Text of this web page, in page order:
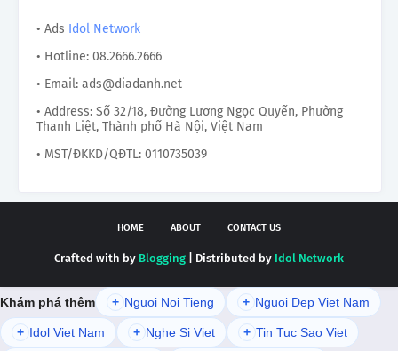
• Ads Idol Network
• Hotline: 08.2666.2666
• Email: ads@diadanh.net
• Address: Số 32/18, Đường Lương Ngọc Quyến, Phường
Thanh Liệt, Thành phố Hà Nội, Việt Nam
• MST/ĐKKD/QĐTL: 0110735039
HOME ABOUT CONTACT US
Crafted with by Blogging | Distributed by Idol Network
Khám phá thêm + Nguoi Noi Tieng + Nguoi Dep Viet Nam
+ Idol Viet Nam + Nghe Si Viet + Tin Tuc Sao Viet